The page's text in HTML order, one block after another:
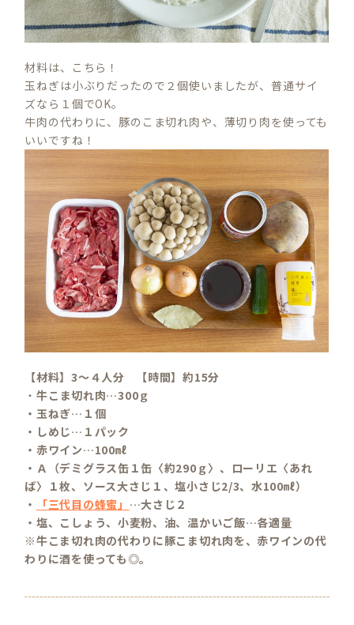
材料は、こちら！
玉ねぎは小ぶりだったので２個使いましたが、普通サイ
ズなら１個でOK。
牛肉の代わりに、豚のこま切れ肉や、薄切り肉を使っても
いいですね！
【材料】3～４人分 【時間】約15分
・牛こま切れ肉…300ｇ
・玉ねぎ…１個
・しめじ…１パック
・赤ワイン…100㎖
・Ａ（デミグラス缶１缶〈約290ｇ〉、ローリエ〈あれ
ば〉１枚、ソース大さじ１、塩小さじ2/3、水100㎖）
・
「三代目の蜂蜜」 …大さじ２
・塩、こしょう、小麦粉、油、温かいご飯…各適量
※牛こま切れ肉の代わりに豚こま切れ肉を、赤ワインの代
わりに酒を使っても◎。